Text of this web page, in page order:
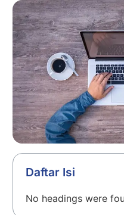
Daftar Isi
No headings were